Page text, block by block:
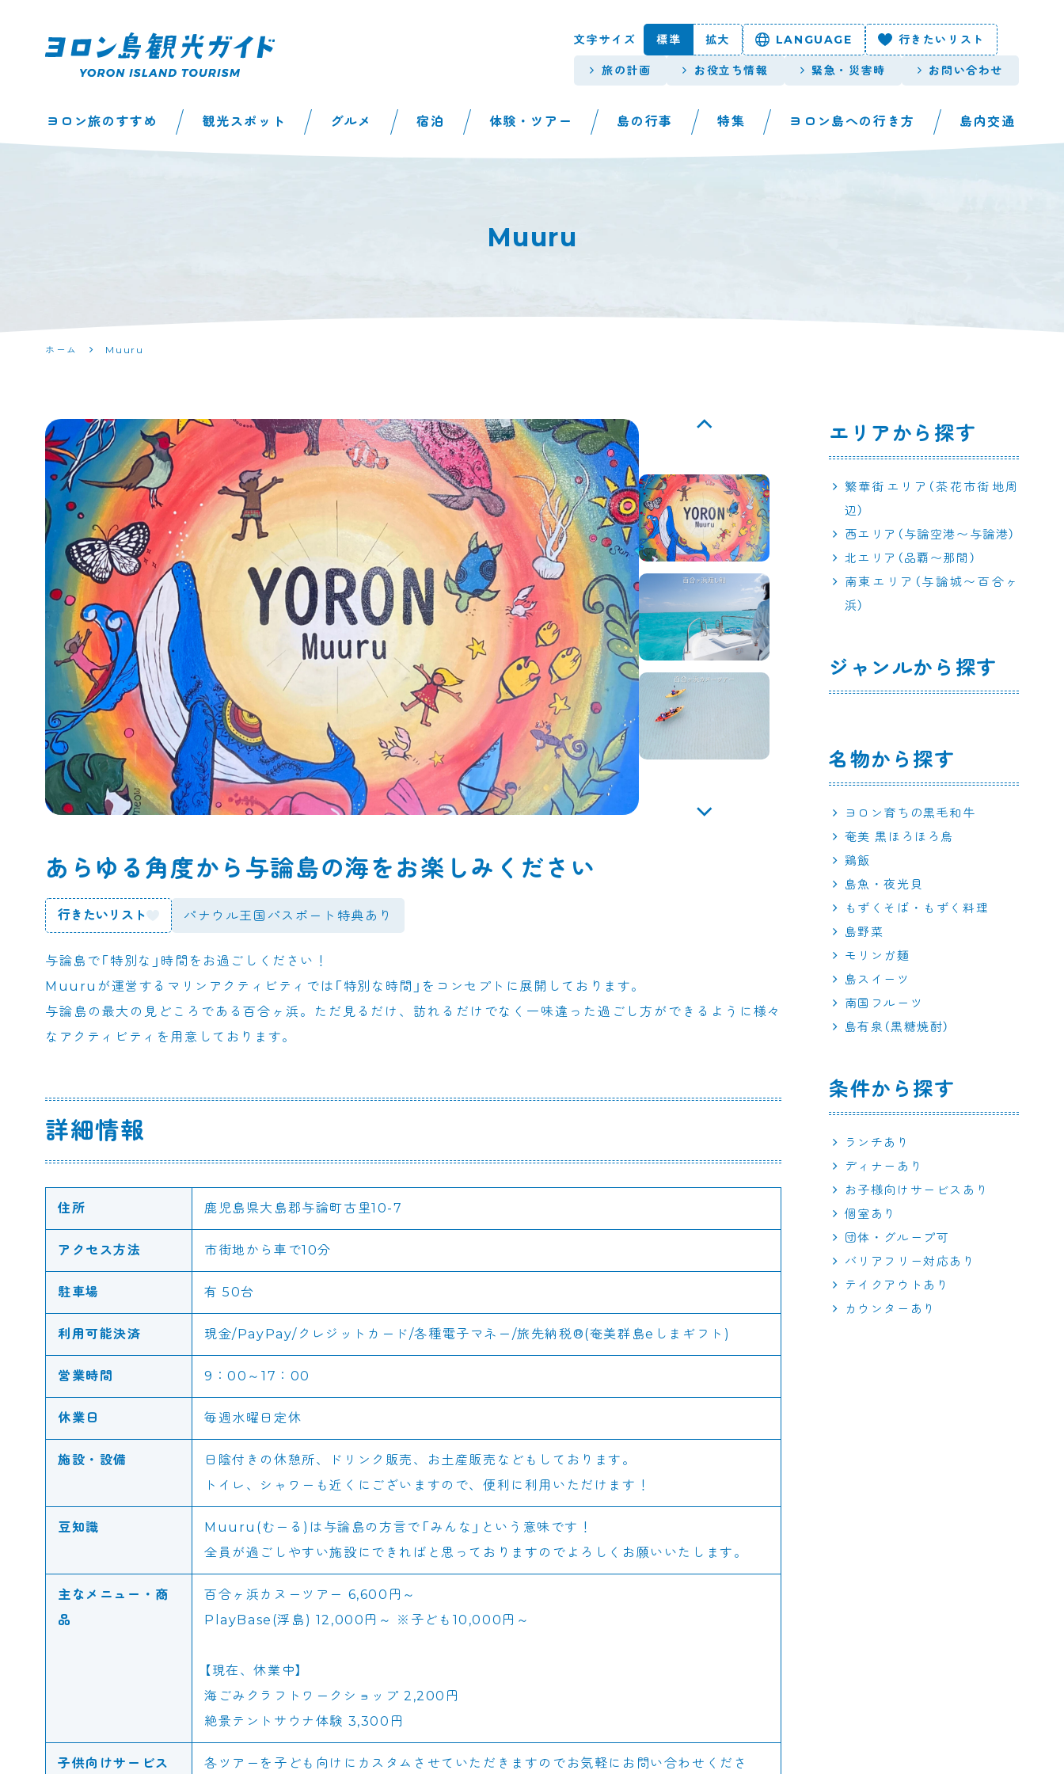
ド | 鹿児島県最南
文字サイズ 標準 拡大 LANGUAGE 行きたいリスト
旅の計画 お役立ち情報 緊急・災害時 お問い合わせ
ヨロン旅のすすめ 観光スポット グルメ 宿泊 体験・ツアー 島の行事 特集 ヨロン島への行き方 島内交通
Muuru
ホーム Muuru
あらゆる角度から与論島の海をお楽しみください
行きたいリスト パナウル王国 パスポート特典あり
与論島で「特別な」時間をお過ごしください！
Muuruが運営するマリンアクティビティでは「特別な時間」をコンセプトに展開しております。
与論島の最大の見どころである百合ヶ浜。ただ見るだけ、訪れるだけでなく一味違った過ごし方ができるように様々
なアクティビティを用意しております。
詳細情報
住所 鹿児島県大島郡与論町古里10-7
アクセス方法 市街地から車で10分
駐車場 有 50台
利用可能決済 現金/PayPay/クレジットカード/各種電子マネー/旅先納税®️(奄美群島eしまギフト)
営業時間 9：00～17：00
休業日 毎週水曜日定休
施設・設備
日陰付きの休憩所、ドリンク販売、お土産販売などもしております。
トイレ、シャワーも近くにございますので、便利に利用いただけます！
豆知識
Muuru(むーる)は与論島の方言で「みんな」という意味です！
全員が過ごしやすい施設にできればと思っておりますのでよろしくお願いいたします。
主なメニュー・商
品
百合ヶ浜カヌーツアー 6,600円～
PlayBase(浮島) 12,000円～ ※子ども10,000円～
【現在、休業中】
海ごみクラフトワークショップ 2,200円
絶景テントサウナ体験 3,300円
子供向けサービス 各ツアーを子ども向けにカスタムさせていただきますのでお気軽にお問い合わせくださ
エリアから探す
繁華街エリア（茶花市街地周
辺）
西エリア（与論空港〜与論港）
北エリア（品覇〜那間）
南東エリア（与論城〜百合ヶ
浜）
ジャンルから探す
名物から探す
ヨロン育ちの黒毛和牛
奄美 黒ほろほろ鳥
鶏飯
島魚・夜光貝
もずくそば・もずく料理
島野菜
モリンガ麺
島スイーツ
南国フルーツ
島有泉（黒糖焼酎）
条件から探す
ランチあり
ディナーあり
お子様向けサービスあり
個室あり
団体・グループ可
バリアフリー対応あり
テイクアウトあり
カウンターあり